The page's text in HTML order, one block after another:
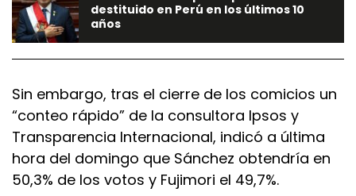
destituido en Perú en los últimos 10
años
Sin embargo, tras el cierre de los comicios un
“conteo rápido” de la consultora Ipsos y
Transparencia Internacional, indicó a última
hora del domingo que Sánchez obtendría en
50,3% de los votos y Fujimori el 49,7%.